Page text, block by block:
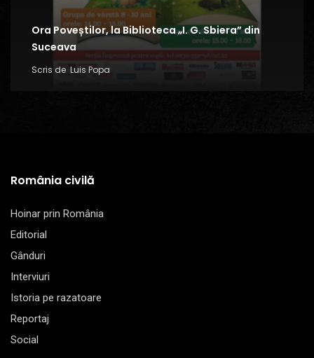
Ora Poveștilor, la Biblioteca „I. G. Sbiera” din
Suceava
Scris de Luis Popa
România civilă
Hoinar prin România
Editorial
Gânduri
Interviuri
Istoria pe razatoare
Reportaj
Social